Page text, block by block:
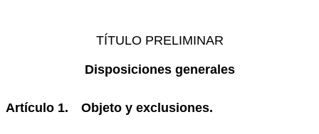
TÍTULO PRELIMINAR
Disposiciones generales
Artículo 1. Objeto y exclusiones.